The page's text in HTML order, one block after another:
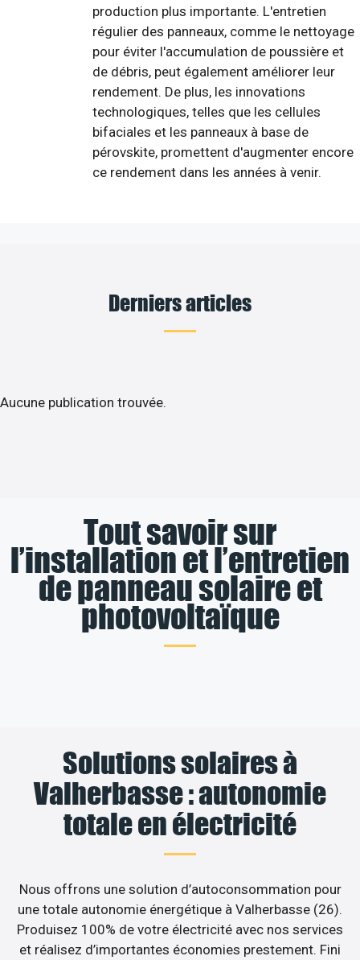
production plus importante. L'entretien
régulier des panneaux, comme le nettoyage
pour éviter l'accumulation de poussière et
de débris, peut également améliorer leur
rendement. De plus, les innovations
technologiques, telles que les cellules
bifaciales et les panneaux à base de
pérovskite, promettent d'augmenter encore
ce rendement dans les années à venir.
Derniers articles
Aucune publication trouvée.
Tout savoir sur
l’installation et l’entretien
de panneau solaire et
photovoltaïque
Solutions solaires à
Valherbasse : autonomie
totale en électricité
Nous offrons une solution d’autoconsommation pour
une totale autonomie énergétique à Valherbasse (26).
Produisez 100% de votre électricité avec nos services
et réalisez d’importantes économies prestement. Fini